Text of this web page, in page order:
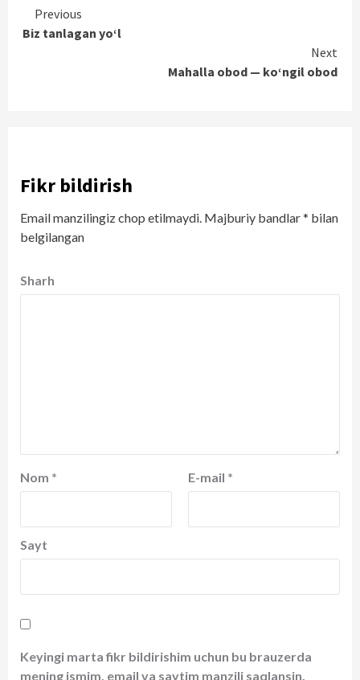
Continue
Reading
Previous
Biz tanlagan yo‘l
Next
Mahalla obod — ko‘ngil obod
Fikr bildirish
Email manzilingiz chop etilmaydi. Majburiy bandlar* bilan
belgilangan
Sharh
Nom * E-mail *
Sayt
Keyingi marta fikr bildirishim uchun bu brauzerda
mening ismim, email va saytim manzili saqlansin.